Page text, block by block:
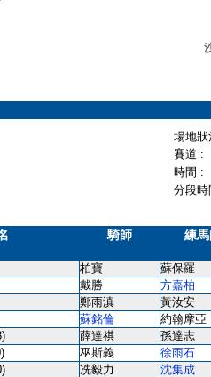
場地
賽道 :
時間 :
分段
騎師 練
柏寶 蘇保羅
戴勝 方嘉柏
鄭雨滇 黃汝安
蘇銘倫 約翰摩亞
薛達祺 孫達志
巫斯義 徐雨石
冼毅力 沈集成